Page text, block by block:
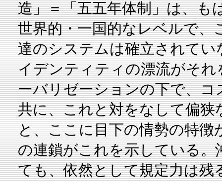
造」＝「五五年体制」は、も
世界的・一国的なレベルで、
達のシステムは確立されて
イデンティティの漂流がそ
ーバリゼーションの下で、
共に、これと対をなして偏
と、ここに目下の情勢の特
の連鎖がこれを示している
ても、依然として規定力は